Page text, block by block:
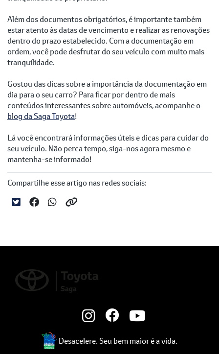
Além dos documentos obrigatórios, é importante também
estar atento às datas de vencimento e realizar as renovações
dentro do prazo estabelecido. Com a documentação em
ordem, você pode desfrutar do seu veículo com muito mais
tranquilidade.
Gostou das dicas sobre a importância da documentação em
dia para o seu carro? Para ficar por dentro de mais
conteúdos interessantes sobre automóveis, acompanhe o
blog da Saga Toyota!
Lá você encontrará informações úteis e dicas para cuidar do
seu veículo. Não perca tempo, siga-nos agora mesmo e
mantenha-se informado!
Compartilhe esse artigo nas redes sociais:
Desacelere. Seu bem maior é a vida.